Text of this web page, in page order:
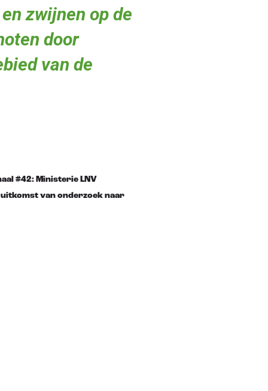
zwijnen op de
door
van de
#42: Ministerie LNV
van onderzoek naar